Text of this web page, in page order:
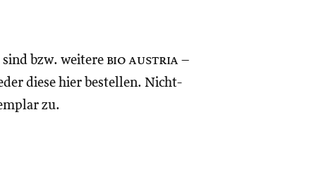
bzw. weitere bio austria –
diese hier bestellen. Nicht-
zu.